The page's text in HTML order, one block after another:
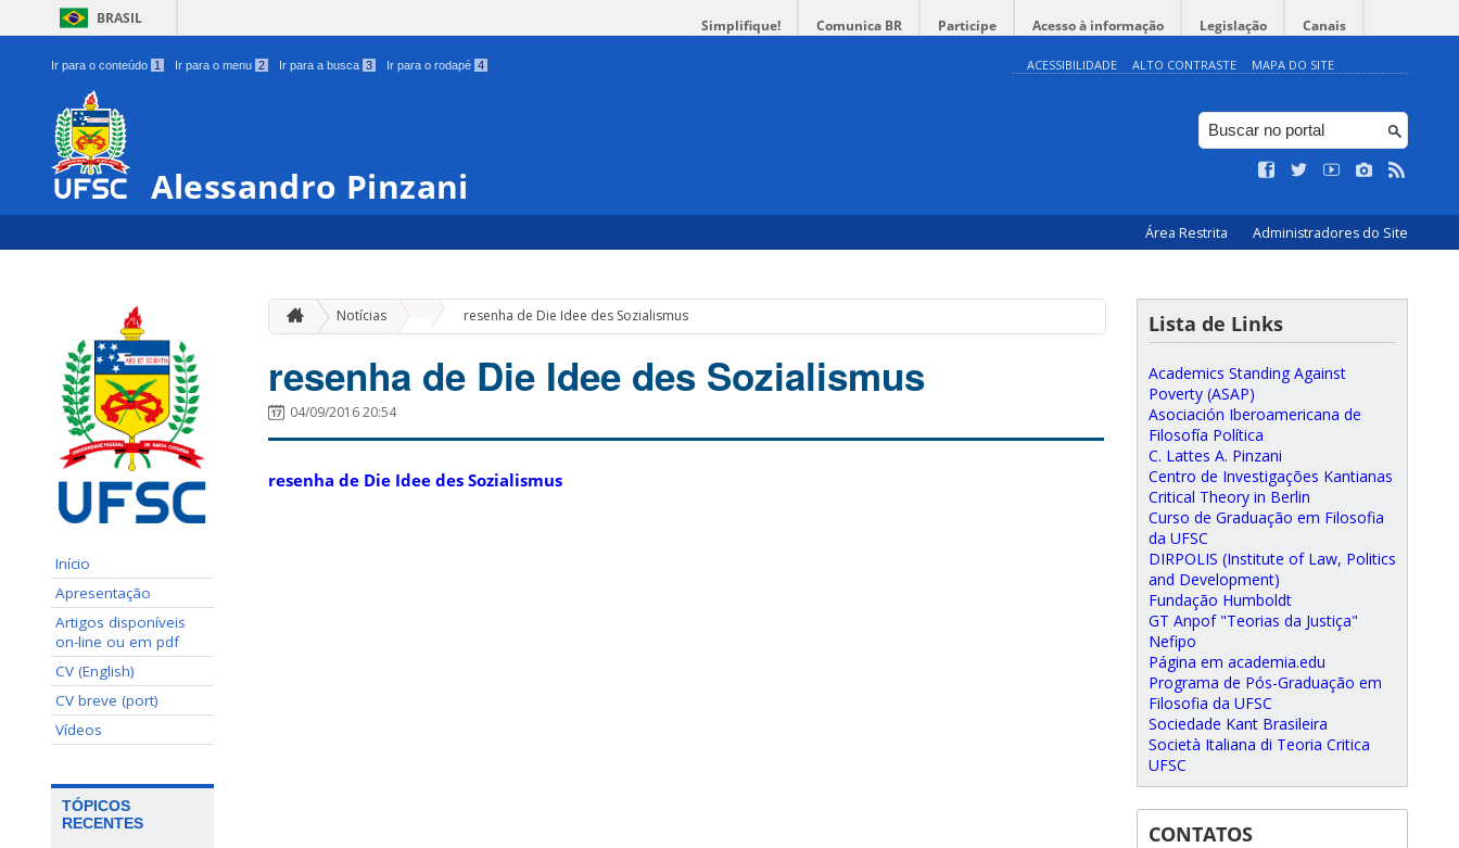
BRASIL Simplifique! Comunica BR Participe Acesso à informação Legislação Canais
Ir para o conteúdo 1 Ir para o menu 2 Ir para a busca 3 Ir para o rodapé 4 ACESSIBILIDADE ALTO CONTRASTE MAPA DO SITE
Alessandro Pinzani
Área Restrita Administradores do Site
Início
Apresentação
Artigos disponíveis
on-line ou em pdf
CV (English)
CV breve (port)
Vídeos
TÓPICOS
RECENTES
Notícias resenha de Die Idee des Sozialismus
resenha de Die Idee des Sozialismus
04/09/2016 20:54
resenha de Die Idee des Sozialismus
Lista de Links
Academics Standing Against
Poverty (ASAP)
Asociación Iberoamericana de
Filosofía Política
C. Lattes A. Pinzani
Centro de Investigações Kantianas
Critical Theory in Berlin
Curso de Graduação em Filosofia
da UFSC
DIRPOLIS (Institute of Law, Politics
and Development)
Fundação Humboldt
GT Anpof "Teorias da Justiça"
Nefipo
Página em academia.edu
Programa de Pós-Graduação em
Filosofia da UFSC
Sociedade Kant Brasileira
Società Italiana di Teoria Critica
UFSC
CONTATOS